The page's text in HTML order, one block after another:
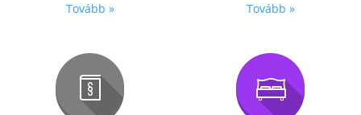
Tovább » Tovább »